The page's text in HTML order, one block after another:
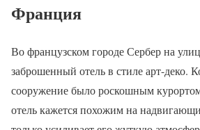
Франция
Во французском городе Сербер на
заброшенный отель в стиле арт-деко.
сооружение было роскошным
отель кажется похожим на